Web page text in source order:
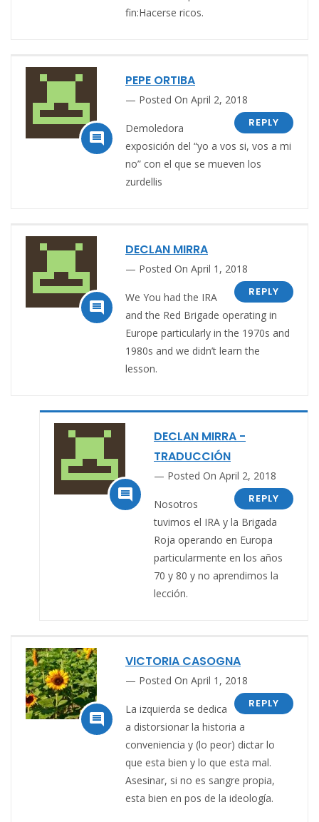
fin:Hacerse ricos.

PEPE ORTIBA
Posted On April 2, 2018
REPLY
Demoledora
exposición del “yo a vos si, vos a mi
no” con el que se mueven los
zurdellis

DECLAN MIRRA
Posted On April 1, 2018
REPLY
We You had the IRA
and the Red Brigade operating in
Europe particularly in the 1970s and
1980s and we didn’t learn the
lesson.

DECLAN MIRRA -
TRADUCCIÓN
Posted On April 2, 2018
REPLY
Nosotros
tuvimos el IRA y la Brigada
Roja operando en Europa
particularmente en los años
70 y 80 y no aprendimos la
lección.

VICTORIA CASOGNA
Posted On April 1, 2018
REPLY
La izquierda se dedica
a distorsionar la historia a
conveniencia y (lo peor) dictar lo
que esta bien y lo que esta mal.
Asesinar, si no es sangre propia,
esta bien en pos de la ideología.